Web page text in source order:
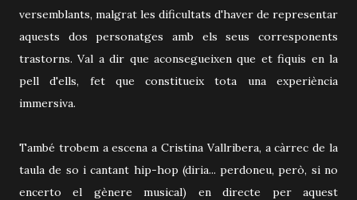
versemblants, malgrat les dificultats d'haver de representar
aquests dos personatges amb els seus corresponents
trastorns. Val a dir que aconsegueixen que et fiquis en la
pell d'ells, fet que constitueix tota una experiència
immersiva.
També trobem a escena a Cristina Vallribera, a càrrec de la
taula de so i cantant hip-hop (diria... perdoneu, però, si no
encerto el gènere musical) en directe per aquest